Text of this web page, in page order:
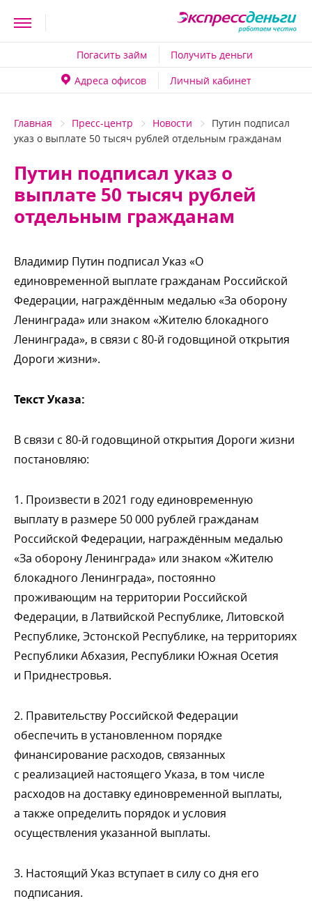
Погасить займ
Получить деньги
Адреса офисо
Личный кабинет
Главная Пресс-центр Новости
Путин подписал
указ о выплате 50 тысяч рублей отдельным гражданам
Путин подписал указ о
ыплате 50 тысяч рублей
отдельным гражданам
ладимир Путин подписал Указ «О
единовременной выплате гражданам Российской
Федерации, награждённым медалью «За оборону
Ленинграда» или знаком «Жителю блокадного
Ленинграда», в связи с 80-й годовщиной открытия
Дороги жизни».
Текст Указа:
связи с 80-й годовщиной открытия Дороги жизни
постановляю:
1. Произвести в 2021 году единовременную
ыплату в размере 50 000 рублей гражданам
Российской Федерации, награждённым медалью
«За оборону Ленинграда» или знаком «Жителю
локадного Ленинграда», постоянно
проживающим на территории Российской
Федерации, в Латвийской Республике, Литовской
Республике, Эстонской Республике, на территориях
Республики Абхазия, Республики Южная Осетия
и Приднестровья.
2. Правительству Российской Федерации
обеспечить в установленном порядке
финансирование расходов, связанных
с реализацией настоящего Указа, в том числе
расходов на доставку единовременной выплаты,
а также определить порядок и условия
осуществления указанной выплаты.
3. Настоящий Указ вступает в силу со дня его
подписания.